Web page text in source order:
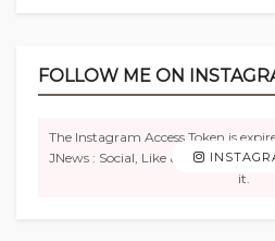
FOLLOW ME ON
The Instagram Access Token is
JNews : Social, Like & View >
it.